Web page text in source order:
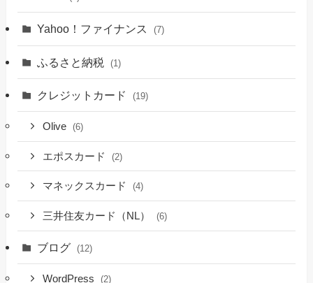
Yahoo！ファイナンス (7)
ふるさと納税 (1)
クレジットカード (19)
Olive (6)
エポスカード (2)
マネックスカード (4)
三井住友カード（NL） (6)
ブログ (12)
WordPress (2)